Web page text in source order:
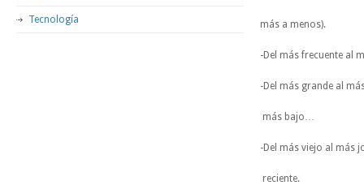
más a menos).
-Del más frecuente al
-Del más grande al
más bajo…
-Del más viejo al más
reciente.
Tecnología